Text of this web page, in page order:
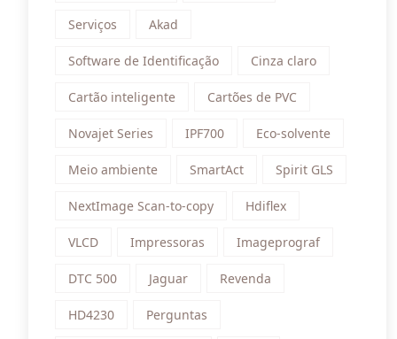
Serviços Akad
Software de Identificação Cinza claro
Cartão inteligente Cartões de PVC
Novajet Series IPF700 Eco-solvente
Meio ambiente SmartAct Spirit GLS
NextImage Scan-to-copy Hdiflex
VLCD Impressoras Imageprograf
DTC 500 Jaguar Revenda
HD4230 Perguntas